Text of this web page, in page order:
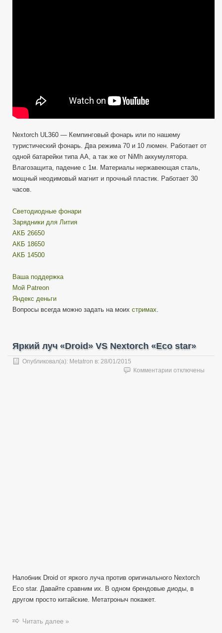
Nextorch UL360 — Кемпинговый фонарь или по нашему
туристический фонарь. Два режима 70 и 10 люмен. Работает от
одной батарейки типа АА, а так же от NiMh аккумулятора.
Влагозащита, падение с 1м. Материалы нержавеющая сталь,
мощный неодимовый магнит и прочный пластик. Работает 30
часов.
Cветодиодные фонари
Зарядники для Лития
АКБ 26650
АКБ 18650
АКБ 14500
Ваша поддержка
Мой Patreon
Яндекс деньги
Вопросы всегда можно задать на моих стримах
Яркий луч «Droid» VS Nextorch «Eco star»
Опубликовал(а): Metatron в: 28/01/2015
Комментарии котключены
Налобник Droid от яркого луча против оригинального Nextorch
Eco star. Давайте сравним их. В одном брендовые диоды, в
другом просто китайские. Метатроныч покажет.
Читать далее »